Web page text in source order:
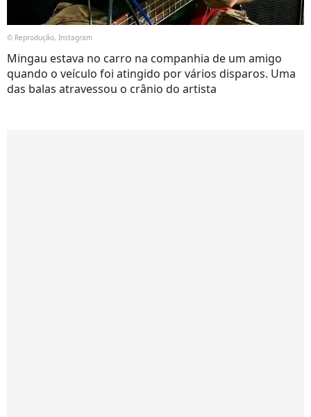
© Reprodução, Instagram
Mingau estava no carro na companhia de um amigo
quando o veículo foi atingido por vários disparos. Uma
das balas atravessou o crânio do artista